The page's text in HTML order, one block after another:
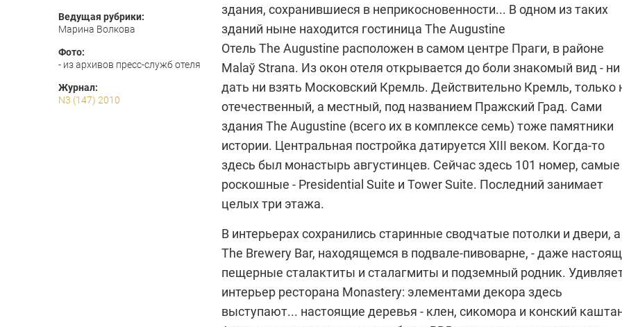
Ведущая рубрики:
Марина Волкова
Фото:
- из архивов пресс-служб отеля
Журнал:
N3 (147) 2010
здания, сохранившиеся в неприкосновенности... В одном из таких
зданий ныне находится гостиница The Augustine
Отель The Augustine расположен в самом центре Праги, в районе
Malаў Strana. Из окон отеля открывается до боли знакомый вид - ни
дать ни взять Московский Кремль. Действительно Кремль, только
отечественный, а местный, под названием Пражский Град. Сами
здания The Augustine (всего их в комплексе семь) тоже памятники
истории. Центральная постройка датируется XIII веком. Когда-то
здесь был монастырь августинцев. Сейчас здесь 101 номер, самые
роскошные - Presidential Suite и Tower Suite. Последний занимает
целых три этажа.
В интерьерах сохранились старинные сводчатые потолки и двери,
The Brewery Bar, находящемся в подвале-пивоварне, - даже
пещерные сталактиты и сталагмиты и подземный родник.
интерьер ресторана Monastery: элементами декора здесь
выступают... настоящие деревья - клен, сикомора и конский